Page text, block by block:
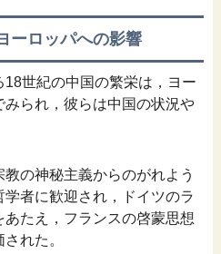
ーロッパへの影響
世紀の中国の繁栄は，ヨー
みられ，彼らは中国の状況や
の神秘主義からのがれよう
者に歓迎され，ドイツのラ
たえ，フランスの啓蒙思想
れた。